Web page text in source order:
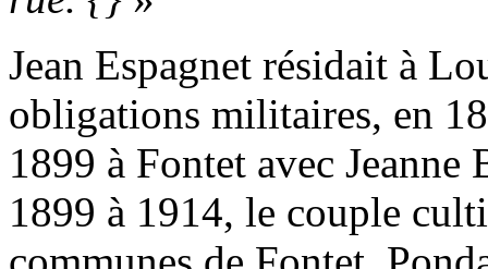
Jean Espagnet résidait à
obligations militaires, en
1899 à Fontet avec
1899 à 1914, le couple